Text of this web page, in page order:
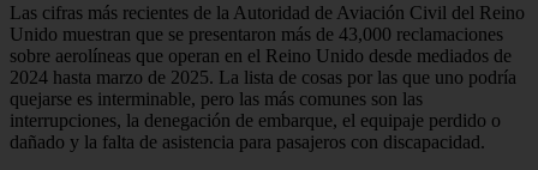
Las cifras más recientes de la Autoridad de Aviación Civil del Reino
Unido muestran que se presentaron más de 43,000 reclamaciones
sobre aerolíneas que operan en el Reino Unido desde mediados de
2024 hasta marzo de 2025. La lista de cosas por las que uno podría
quejarse es interminable, pero las más comunes son las
interrupciones, la denegación de embarque, el equipaje perdido o
dañado y la falta de asistencia para pasajeros con discapacidad.